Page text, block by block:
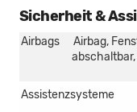
Sicherheit &
Airbags
Airbag,
abschaltbar,
Assistenzsysteme